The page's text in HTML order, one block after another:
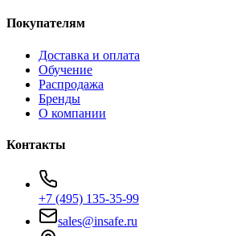
Покупателям
Доставка и оплата
Обучение
Распродажа
Бренды
О компании
Контакты
+7 (495) 135-35-99
sales@insafe.ru